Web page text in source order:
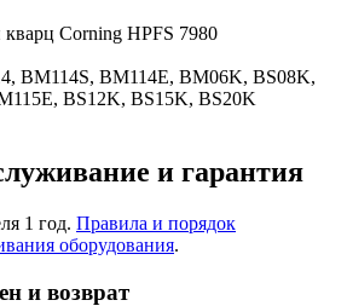
Corning HPFS 7980
BM114S, BM114E, BM06K, BS08K,
BS12K, BS15K, BS20K
и гарантия
1 год. Правила и порядок
оборудования.
и возврат